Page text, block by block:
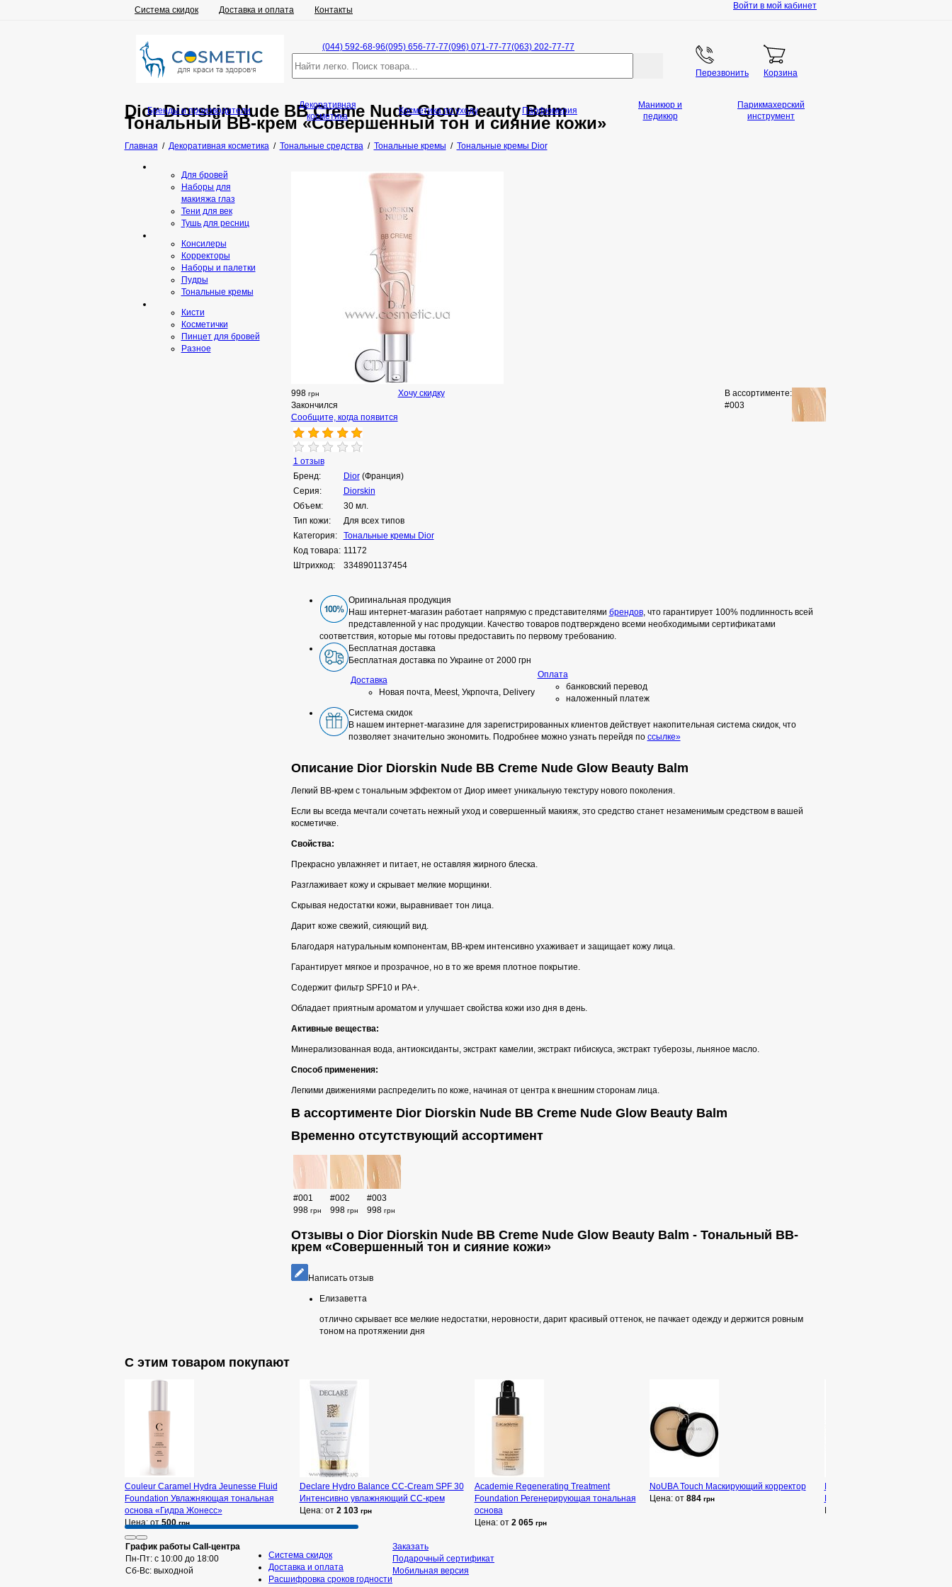
Система скидок Доставка и оплата Контакты Войти в мой кабинет
(044) 592-68-96(095) 656-77-77(096) 071-77-77(063) 202-77-77
Перезвонить Корзина
Dior Diorskin Nude BB Creme Nude Glow Beauty Balm
Тональный ВВ-крем «Совершенный тон и сияние кожи»
Главная / Декоративная косметика/ Тональные средства/ Тональные кремы / Тональные кремы Dior
Хочу скидку
В ассортименте:
#003
998 грн
Закончился
Сообщите, когда появится
1 отзыв
Бренд:
Dior(Франция)
Серия:
Diorskin
Объем:
30 мл.
Тип кожи:
Для всех типов
Категория:
Тональные кремы Dior
Код товара: 11172
Штрихкод:
3348901137454
Оригинальная продукция
Наш интернет-магазин работает напрямую с представителями брендов, что гарантирует 100% подлинность всей
представленной у нас продукции. Качество товаров подтверждено всеми необходимыми сертификатами
соответствия, которые мы готовы предоставить по первому требованию.
Бесплатная доставка
Бесплатная доставка по Украине от 2000 грн
Доставка
Новая почта, Meest, Укрпочта, Delivery
Оплата
банковский перевод
наложенный платеж
Система скидок
В нашем интернет-магазине для зарегистрированных клиентов действует накопительная система скидок, что
позволяет значительно экономить. Подробнее можно узнать перейдя по ссылке»
Описание Dior Diorskin Nude BB Creme Nude Glow Beauty Balm
Легкий ВВ-крем с тональным эффектом от Диор имеет уникальную текстуру нового поколения.
Если вы всегда мечтали сочетать нежный уход и совершенный макияж, это средство станет незаменимым средством в вашей
косметичке.
Свойства:
Прекрасно увлажняет и питает, не оставляя жирного блеска.
Разглаживает кожу и скрывает мелкие морщинки.
Скрывая недостатки кожи, выравнивает тон лица.
Дарит коже свежий, сияющий вид.
Благодаря натуральным компонентам, ВВ-крем интенсивно ухаживает и защищает кожу лица.
Гарантирует мягкое и прозрачное, но в то же время плотное покрытие.
Содержит фильтр SPF10 и РА+.
Обладает приятным ароматом и улучшает свойства кожи изо дня в день.
Активные вещества:
Минерализованная вода, антиоксиданты, экстракт камелии, экстракт гибискуса, экстракт туберозы, льняное масло.
Способ применения:
Легкими движениями распределить по коже, начиная от центра к внешним сторонам лица.
В ассортименте Dior Diorskin Nude BB Creme Nude Glow Beauty Balm
Временно отсутствующий ассортимент
#001
998 грн
#002
998 грн
#003
998 грн
Отзывы о Dior Diorskin Nude BB Creme Nude Glow Beauty Balm - Тональный ВВ-
крем «Совершенный тон и сияние кожи»
Написать отзыв
Елизаветта
отлично скрывает все мелкие недостатки, неровности, дарит красивый оттенок, не пачкает одежду и держится ровным
тоном на протяжении дня
Бренды и производители
Декоративная
косметика
Косметика по уходу Парфюмерия
Маникюр и
педикюр
Парикмахерский
инструмент
Для бровей
Наборы для
макияжа глаз
Тени для век
Тушь для ресниц
Консилеры
Корректоры
Наборы и палетки
Пудры
Тональные кремы
Кисти
Косметички
Пинцет для бровей
Разное
С этим товаром покупают
Couleur Caramel Hydra Jeunesse Fluid
Foundation Увлажняющая тональная
основа «Гидра Жонесс»
Цена: от 500 грн
Declare Hydro Balance CC-Cream SPF 30
Интенсивно увлажняющий СС-крем
Цена: от 2 103 грн
Academie Regenerating Treatment
Foundation Регенерирующая тональная
основа
Цена: от 2 065 грн
NoUBA Touch Маскирующий корректор
Цена: от 884 грн
NoUBA Earth Bronzing Powder
Бронзирующая компактная
Цена: от
График работы Call-центра
Пн-Пт: с 10:00 до 18:00
Сб-Вс: выходной
Система скидок
Доставка и оплата
Расшифровка сроков годности
Заказать
Подарочный сертификат
Мобильная версия